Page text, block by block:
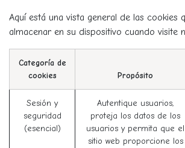
Aquí está una vista general de las cookies
almacenar en su dispositivo cuando visite
Categoría de
cookies
Propósito
Sesión y
seguridad
(esencial)
Autentique usuarios,
proteja los datos de los
usuarios y permita que el
sitio web proporcione los